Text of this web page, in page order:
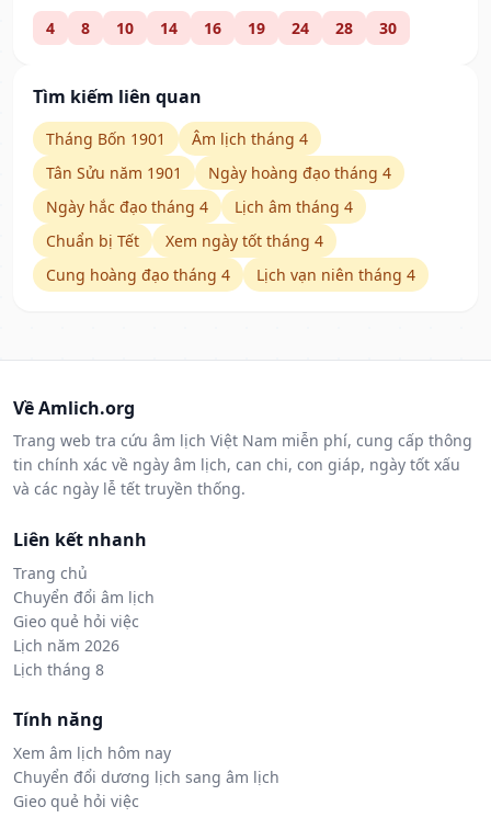
4 8 10 14 16 19 24 28 30
Tìm kiếm liên quan
Tháng Bốn 1901
Âm lịch tháng 4
Tân Sửu năm 1901
Ngày hoàng đạo tháng 4
Ngày hắc đạo tháng 4
Lịch âm tháng 4
Chuẩn bị Tết
Xem ngày tốt tháng 4
Cung hoàng đạo tháng 4
Lịch vạn niên tháng 4
Về Amlich.org
Trang web tra cứu âm lịch Việt Nam miễn phí, cung cấp thông
tin chính xác về ngày âm lịch, can chi, con giáp, ngày tốt xấu
và các ngày lễ tết truyền thống.
Liên kết nhanh
Trang chủ
Chuyển đổi âm lịch
Gieo quẻ hỏi việc
Lịch năm 2026
Lịch tháng 8
Tính năng
Xem âm lịch hôm nay
Chuyển đổi dương lịch sang âm lịch
Gieo quẻ hỏi việc